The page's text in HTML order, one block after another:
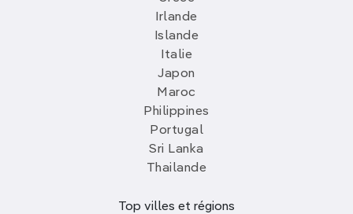
Irlande
Islande
Italie
Japon
Maroc
Philippines
Portugal
Sri Lanka
Thailande
Top villes et régions